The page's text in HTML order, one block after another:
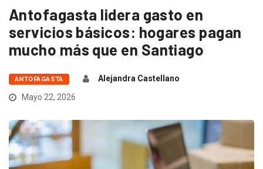
Antofagasta lidera gasto en
servicios básicos: hogares pagan
mucho más que en Santiago
ANTOFAGASTA
Alejandra Castellano
Mayo 22, 2026